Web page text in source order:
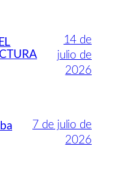
14 de
julio de
2026
7 de julio de
2026